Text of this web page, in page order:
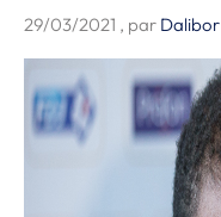
29/03/2021 , par Dalibor